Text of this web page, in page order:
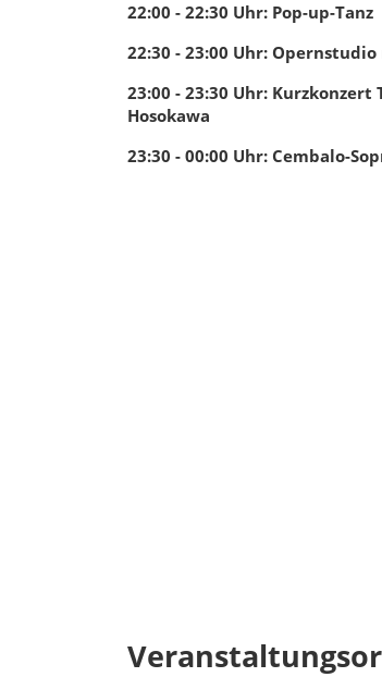
22:00 - 22:30 Uhr: Pop-up-Tanz
22:30 - 23:00 Uhr: Opernstudio
23:00 - 23:30 Uhr: Kurzkonzert
Hosokawa
23:30 - 00:00 Uhr: Cembalo-